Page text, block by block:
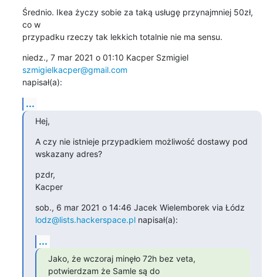
Średnio. Ikea życzy sobie za taką usługę przynajmniej 50zł,
co w
przypadku rzeczy tak lekkich totalnie nie ma sensu.
niedz., 7 mar 2021 o 01:10 Kacper Szmigiel
szmigielkacper@gmail.com
napisał(a):
...
Hej,
A czy nie istnieje przypadkiem możliwość dostawy pod
wskazany adres?
pzdr,
Kacper
lodz@lists.hackerspace.pl napisał(a):
...
Jako, że wczoraj minęło 72h bez veta,
potwierdzam że Samle są do